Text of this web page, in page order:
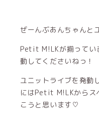
ぜーんぶあんちゃんと
Petit M!LKが揃ってい
動してくださいねっ！
ユニットライブを発動
にはPetit M!LKからス
こうと思います♡